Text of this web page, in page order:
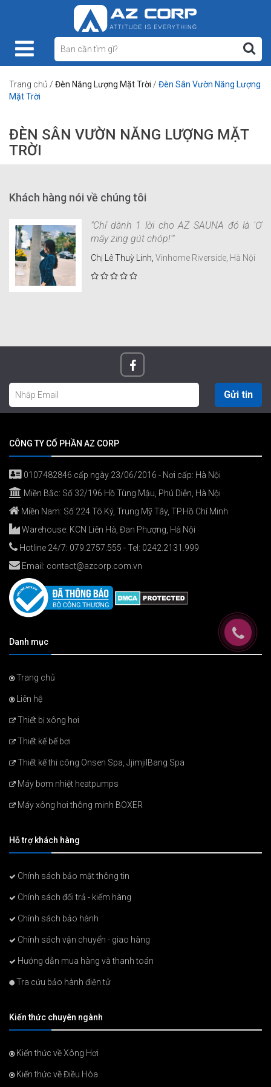
Trang chủ / Đèn Năng Lượng Mặt Trời / Đèn Sân Vườn Năng Lượng
Mặt Trời
ĐÈN SÂN VƯỜN NĂNG LƯỢNG MẶT
TRỜI
Khách hàng nói về chúng tôi
"Chỉ dành 1 lời cho AZ SAUNA đó là 'Ơ
mây zing gút chóp!'"
Chị Lê Thuỳ Linh, Vinhome Riverside, Hà Nội
Gửi tin
CÔNG TY CỔ PHẦN AZ CORP
0107482846 cấp ngày 23/06/2016 - Nơi cấp: Hà Nội
Miền Bắc: Số 32/196 Hồ Tùng Mậu, Phú Diễn, Hà Nội
Miền Nam: Số 224 Tô Ký, Trung Mỹ Tây, TP.Hồ Chí Minh
Warehouse: KCN Liên Hà, Đan Phượng, Hà Nội
Hotline 24/7: 079.2757.555 - Tel: 0242.2131.999
Email: contact@azcorp.com.vn
Danh mục
Trang chủ
Liên hệ
Thiết bị xông hơi
Thiết kế bể bơi
Thiết kế thi công Onsen Spa, JjimjilBang Spa
Máy bơm nhiệt heatpumps
Máy xông hơi thông minh BOXER
Hỗ trợ khách hàng
Chính sách bảo mật thông tin
Chính sách đổi trả - kiểm hàng
Chính sách bảo hành
Chính sách vận chuyển - giao hàng
Hướng dẫn mua hàng và thanh toán
Tra cứu bảo hành điện tử
Kiến thức chuyên ngành
Kiến thức về Xông Hơi
Kiến thức về Điều Hòa